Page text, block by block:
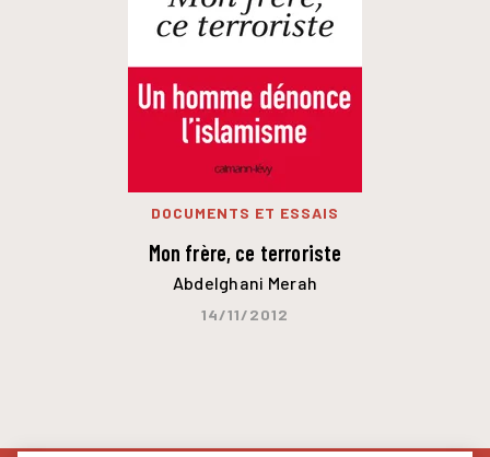
DOCUMENTS ET ESSAIS
Mon frère, ce terroriste
Abdelghani Merah
14/11/2012